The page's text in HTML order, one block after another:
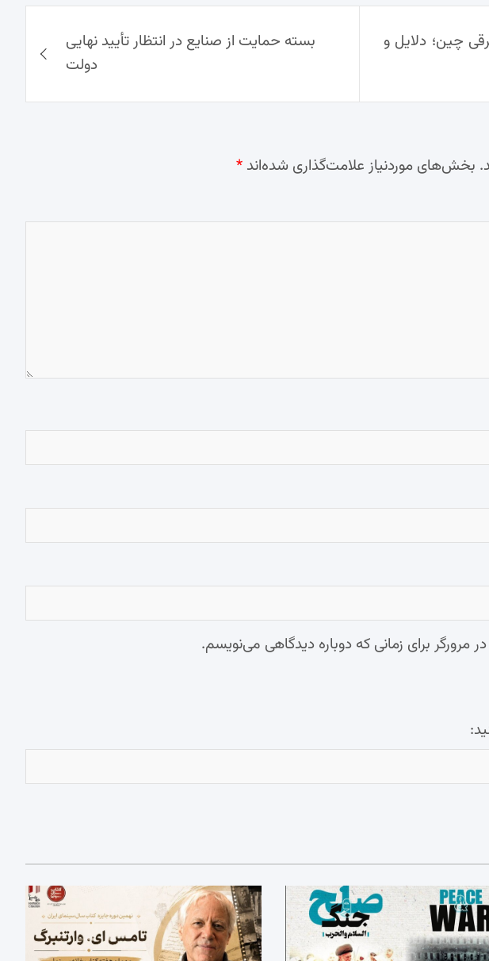
چین؛ دلایل و
بسته حمایت از صنایع در انتظار تأیید نهایی
دولت
بخش‌های موردنیاز علامت‌گذاری شده‌اند *
مرورگر برای زمانی که دوباره دیدگاهی می‌نویسم.